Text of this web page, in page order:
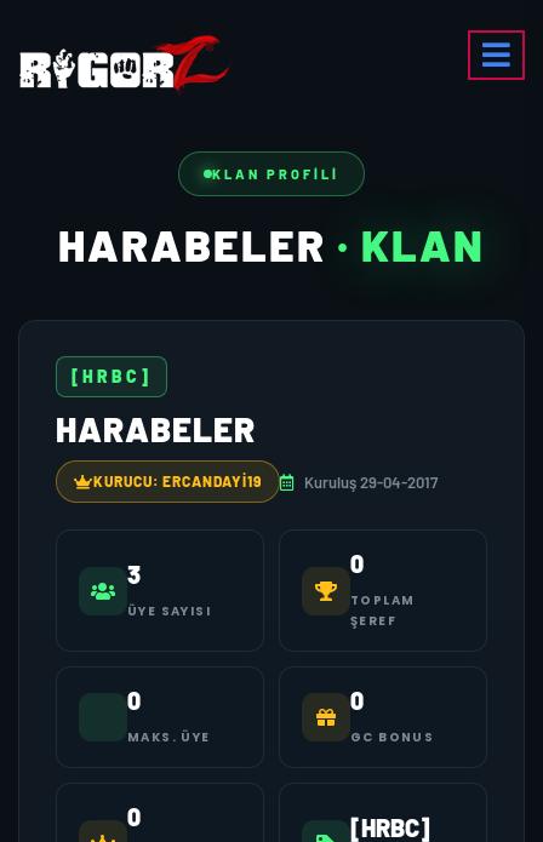
KLAN PROFILI
HARABELER · KLAN
[HRBC]
HARABELER
KURUCU: ERCANDAYI19 Kuruluş 29-04-2017
3
ÜYE SAYISI
0
TOPLAM
ŞEREF
0
MAKS. ÜYE
0
GC BONUS
0 [HRBC]